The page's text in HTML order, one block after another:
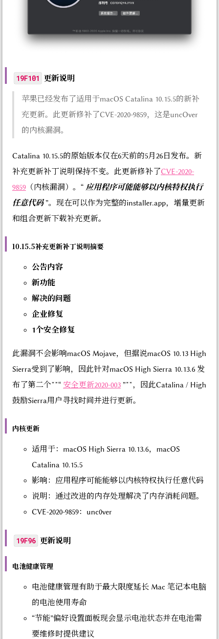
19F101 更新说明
苹果已经发布了适用于macOS Catalina 10.15.5的新补
充更新。此更新修补了CVE-2020-9859，这是uncOver
的内核漏洞。
Catalina 10.15.5的原始版本仅在6天前的5月26日发布。新
补充更新补丁说明保持不变。此更新修补了CVE-2020-
9859 （内核漏洞）。“ 应用程序可能能够以内核特权执行
任意代码”。现在可以作为完整的installer.app，增量更新
和组合更新下载补充更新。
10.15.5补充更新补丁说明摘要
公告内容
新功能
解决的问题
企业修复
1个安全修复
此漏洞不会影响macOS Mojave，但据说macOS 10.13 High
Sierra受到了影响，因此针对macOS High Sierra 10.13.6 发
布了第二个**“ 安全更新2020-003 ”**，因此Catalina / High
鼓励Sierra用户寻找时间并进行更新。
内核更新
适用于：macOS High Sierra 10.13.6，macOS
Catalina 10.15.5
影响：应用程序可能能够以内核特权执行任意代码
说明：通过改进的内存处理解决了内存消耗问题。
CVE-2020-9859：unc0ver
19F96 更新说明
电池健康管理
电池健康管理有助于最大限度延长 Mac 笔记本电脑
的电池使用寿命
“节能”偏好设置面板现会显示电池状态并在电池需
要维修时提供建议